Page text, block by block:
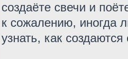
создаёте свечи и
к сожалению, иногда
узнать, как